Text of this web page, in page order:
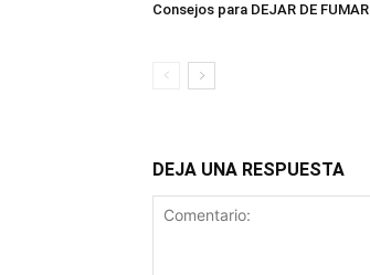
Consejos para DEJAR DE FUMAR
DEJA UNA RESPUESTA